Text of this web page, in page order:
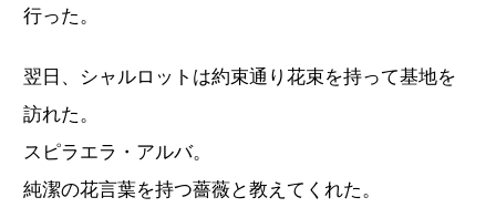
行った。
翌日、シャルロットは約束通り花束を持って基地を
訪れた。
スピラエラ・アルバ。
純潔の花言葉を持つ薔薇と教えてくれた。